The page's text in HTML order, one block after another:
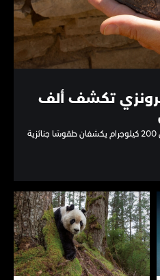
تكشف ألف
مدخلٌ شرقي وباب حجري يزن أكثر من 200 كيلوجرام يكشفان طقوسًا جنائزية